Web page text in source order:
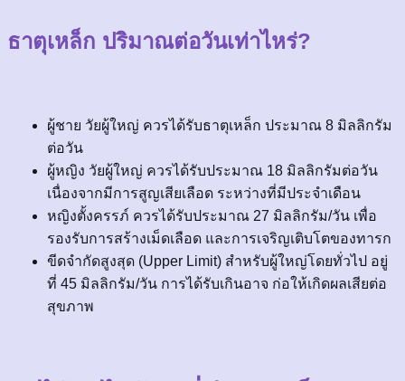
ธาตุเหล็ก ปริมาณต่อวันเท่าไหร่?
ผู้ชาย วัยผู้ใหญ่ ควรได้รับธาตุเหล็ก ประมาณ 8 มิลลิกรัม
ต่อวัน
ผู้หญิง วัยผู้ใหญ่ ควรได้รับประมาณ 18 มิลลิกรัมต่อวัน
เนื่องจากมีการสูญเสียเลือด ระหว่างที่มีประจำเดือน
หญิงตั้งครรภ์ ควรได้รับประมาณ 27 มิลลิกรัม/วัน เพื่อ
รองรับการสร้างเม็ดเลือด และการเจริญเติบโตของทารก
ขีดจำกัดสูงสุด (Upper Limit) สำหรับผู้ใหญ่โดยทั่วไป อยู่
ที่ 45 มิลลิกรัม/วัน การได้รับเกินอาจ ก่อให้เกิดผลเสียต่อ
สุขภาพ